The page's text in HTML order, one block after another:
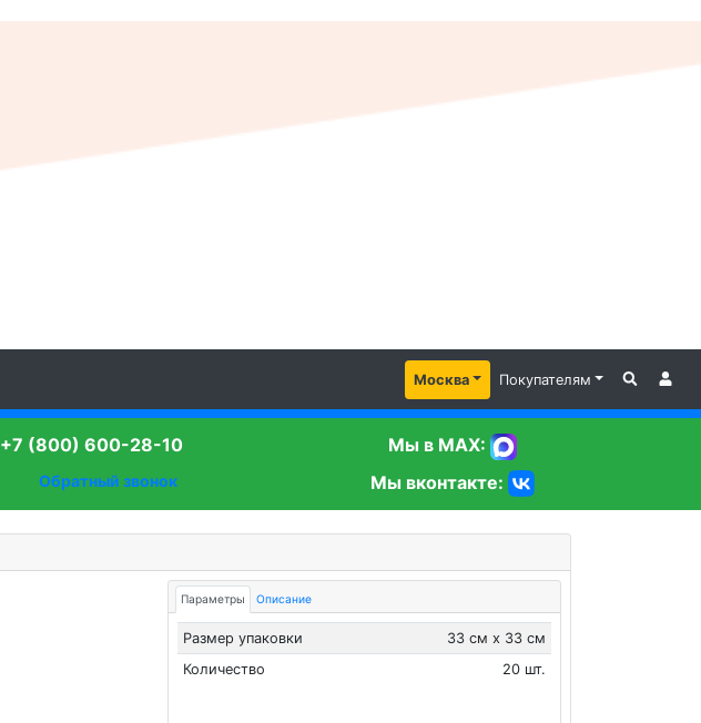
Москва Покупателям
+7 (800) 600-28-10
Обратный звонок
Мы в MAX:
Мы вконтакте:
Параметры Описание
Размер упаковки
33 см х 33 см
Количество
20 шт.